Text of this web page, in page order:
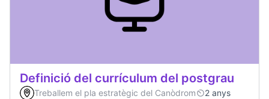
Definició del currículum del postgrau
Treballem el pla estratègic del Canòdrom
2 anys